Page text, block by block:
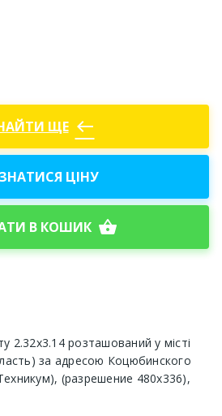
ЩЕ west
ЦІНУ
В КОШИК shopping_basket
2.32x3.14 розташований у місті
за адресою Коцюбинского
(разрешение 480х336),